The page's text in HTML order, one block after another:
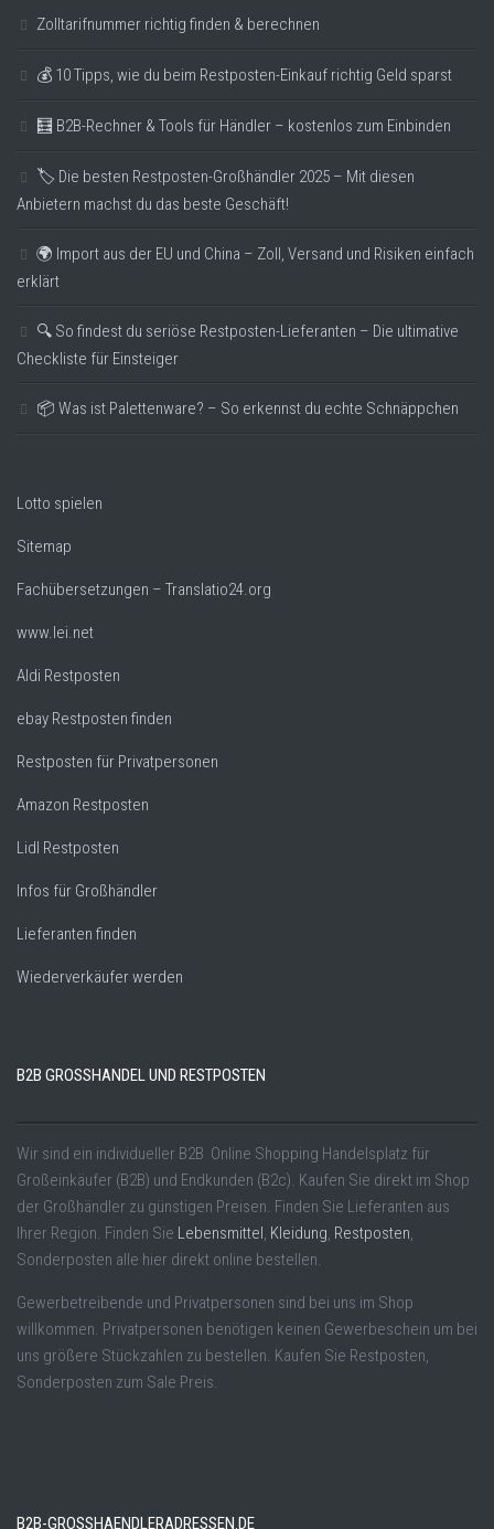
Zolltarifnummer richtig finden & berechnen
💰 10 Tipps, wie du beim Restposten-Einkauf richtig Geld sparst
🧮 B2B-Rechner & Tools für Händler – kostenlos zum Einbinden
🏷️ Die besten Restposten-Großhändler 2025 – Mit diesen
Anbietern machst du das beste Geschäft!
🌍 Import aus der EU und China – Zoll, Versand und Risiken einfach
erklärt
🔍 So findest du seriöse Restposten-Lieferanten – Die ultimative
Checkliste für Einsteiger
📦 Was ist Palettenware? – So erkennst du echte Schnäppchen
Lotto spielen
Sitemap
Fachübersetzungen – Translatio24.org
www.lei.net
Aldi Restposten
ebay Restposten finden
Restposten für Privatpersonen
Amazon Restposten
Lidl Restposten
Infos für Großhändler
Lieferanten finden
Wiederverkäufer werden
B2B GROSSHANDEL UND RESTPOSTEN
Wir sind ein individueller B2B Online Shopping Handelsplatz für
Großeinkäufer (B2B) und Endkunden (B2c). Kaufen Sie direkt im Shop
der Großhändler zu günstigen Preisen. Finden Sie Lieferanten aus
Ihrer Region. Finden Sie Lebensmittel Kleidung Restposten
Sonderposten alle hier direkt online bestellen.
Gewerbetreibende und Privatpersonen sind bei uns im Shop
willkommen. Privatpersonen benötigen keinen Gewerbeschein um bei
uns größere Stückzahlen zu bestellen. Kaufen Sie Restposten,
Sonderposten zum Sale Preis.
B2B-GROSSHAENDLERADRESSEN.DE